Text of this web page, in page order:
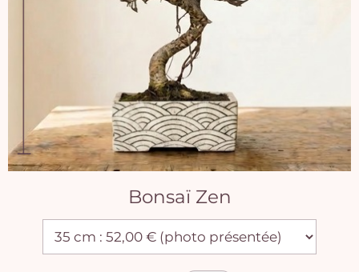
Bonsaï Zen